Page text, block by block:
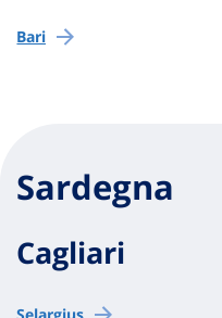
Bari
Sardegna
Cagliari